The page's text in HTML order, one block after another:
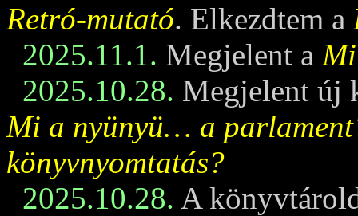
Retró-mutató. Elkezdtem a
2025.11.1. Megjelent a
2025.10.28. Megjelent új
Mi a nyünyü… a
könyvnyomtatás?
2025.10.28. A